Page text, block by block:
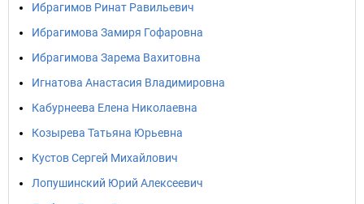
Ибрагимов Ринат Равильевич
Ибрагимова Замиря Гофаровна
Ибрагимова Зарема Вахитовна
Игнатова Анастасия Владимировна
Кабурнеева Елена Николаевна
Козырева Татьяна Юрьевна
Кустов Сергей Михайлович
Лопушинский Юрий Алексеевич